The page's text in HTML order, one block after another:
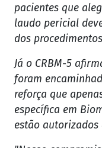
pacientes que
laudo pericial
dos
Já o CRBM-5
foram
reforça que
específica em
estão